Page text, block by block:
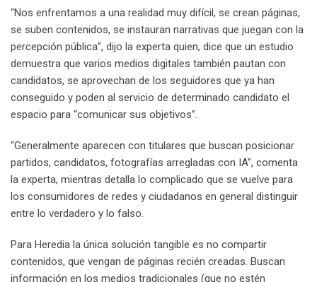
“Nos enfrentamos a una realidad muy difícil, se crean páginas,
se suben contenidos, se instauran narrativas que juegan con la
percepción pública”, dijo la experta quien, dice que un estudio
demuestra que varios medios digitales también pautan con
candidatos, se aprovechan de los seguidores que ya han
conseguido y poden al servicio de determinado candidato el
espacio para “comunicar sus objetivos”.
“Generalmente aparecen con titulares que buscan posicionar
partidos, candidatos, fotografías arregladas con IA”, comenta
la experta, mientras detalla lo complicado que se vuelve para
los consumidores de redes y ciudadanos en general distinguir
entre lo verdadero y lo falso.
Para Heredia la única solución tangible es no compartir
contenidos, que vengan de páginas recién creadas. Buscan
información en los medios tradicionales (que no estén